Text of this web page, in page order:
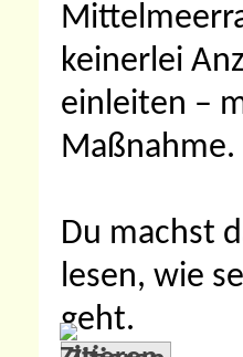
keinerlei
einleiten –
Maßnahme.
Du machst
lesen, wie
geht.